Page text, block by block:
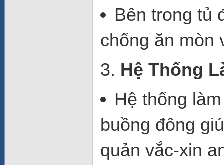
Bên trong tủ
chống ăn mòn
3. Hệ Thống
Hệ thống
buồng đông
quản vắc-xin